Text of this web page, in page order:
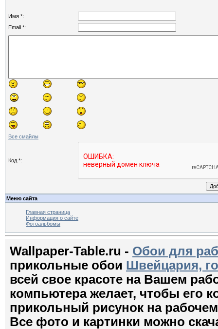
Имя *:
Email *:
Все смайлы
Код *:
Меню сайта
Главная страница
Информация о сайте
Фотоальбомы
Wallpaper-Table.ru - Обои для
прикольные обои Швейцария,
всей свое красоте на Вашем
компьютера желает, чтобы его
прикольный рисунок на
Все фото и картинки можно